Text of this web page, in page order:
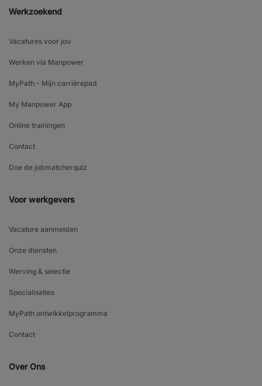
Werkzoekend
Vacatures voor jou
Werken via Manpower
MyPath - Mijn carrièrepad
My Manpower App
Online trainingen
Contact
Doe de jobmatcherquiz
Voor werkgevers
Vacature aanmelden
Onze diensten
Werving & selectie
Specialisaties
MyPath ontwikkelprogramma
Contact
Over Ons